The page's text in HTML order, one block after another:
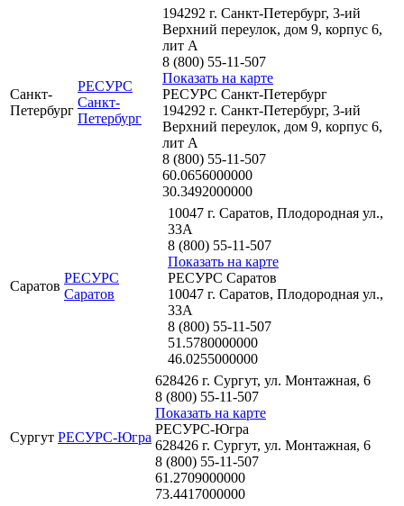
Санкт-
Петербург
РЕСУРС
Санкт-
Петербург
194292 г. Санкт-Петербург, 3-ий
Верхний переулок, дом 9, корпус 6,
лит А
8 (800) 55-11-507
Показать на карте
РЕСУРС Санкт-Петербург
194292 г. Санкт-Петербург, 3-ий
Верхний переулок, дом 9, корпус 6,
лит А
8 (800) 55-11-507
60.0656000000
30.3492000000
Саратов
РЕСУРС
Саратов
10047 г. Саратов, Плодородная ул.,
33А
8 (800) 55-11-507
Показать на карте
РЕСУРС Саратов
10047 г. Саратов, Плодородная ул.,
33А
8 (800) 55-11-507
51.5780000000
46.0255000000
Сургут РЕСУРС-Югра
628426 г. Сургут, ул. Монтажная, 6
8 (800) 55-11-507
Показать на карте
РЕСУРС-Югра
628426 г. Сургут, ул. Монтажная, 6
8 (800) 55-11-507
61.2709000000
73.4417000000